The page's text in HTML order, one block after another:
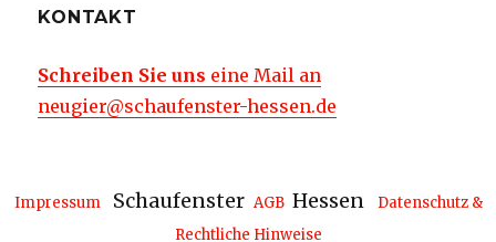
KONTAKT
Schreiben Sie uns eine Mail an
neugier@schaufenster-hessen.de
Impressum Schaufenster AGB Hessen
Datenschutz &
Rechtliche Hinweise